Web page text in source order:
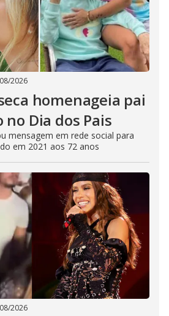
2026
homenageia pai
no Dia dos Pais
mensagem em rede social para
em 2021 aos 72 anos
2026